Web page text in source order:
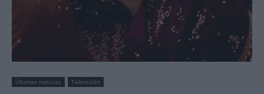
Últimas noticias Televisión